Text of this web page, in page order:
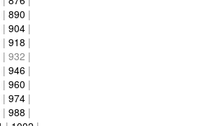
| 890 |
| 904|
| 918 |
| 932 |
| 946|
| 960 |
| 974|
| 988 |